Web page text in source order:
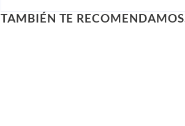
TAMBIÉN TE